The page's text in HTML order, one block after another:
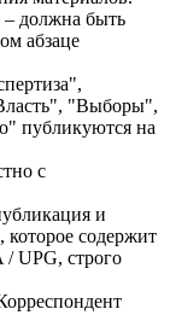
– должна быть
абзаце
"Выборы",
публикуются на
с
и
которое содержит
UPG, строго